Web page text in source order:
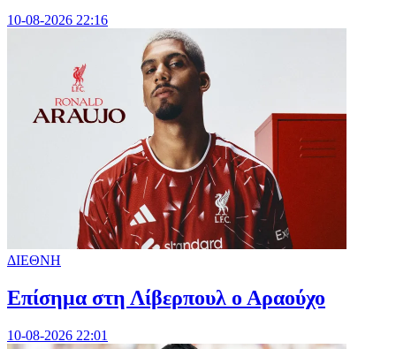
10-08-2026 22:16
ΔΙΕΘΝΗ
Επίσημα στη Λίβερπουλ ο Αραούχο
10-08-2026 22:01